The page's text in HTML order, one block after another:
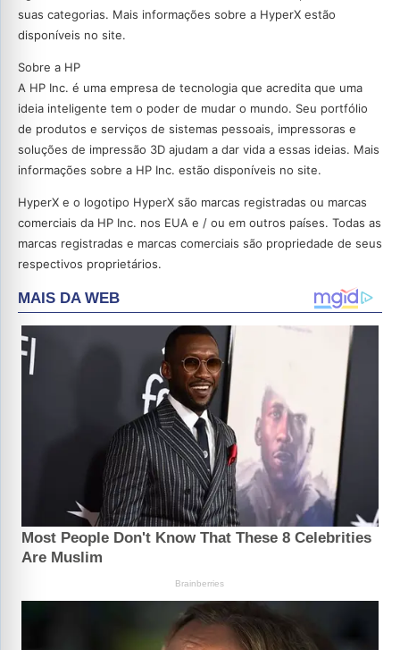
suas categorias. Mais informações sobre a HyperX estão
disponíveis no site.
Sobre a HP
A HP Inc. é uma empresa de tecnologia que acredita que uma
ideia inteligente tem o poder de mudar o mundo. Seu portfólio
de produtos e serviços de sistemas pessoais, impressoras e
soluções de impressão 3D ajudam a dar vida a essas ideias. Mais
informações sobre a HP Inc. estão disponíveis no site.
HyperX e o logotipo HyperX são marcas registradas ou marcas
comerciais da HP Inc. nos EUA e / ou em outros países. Todas as
marcas registradas e marcas comerciais são propriedade de seus
respectivos proprietários.